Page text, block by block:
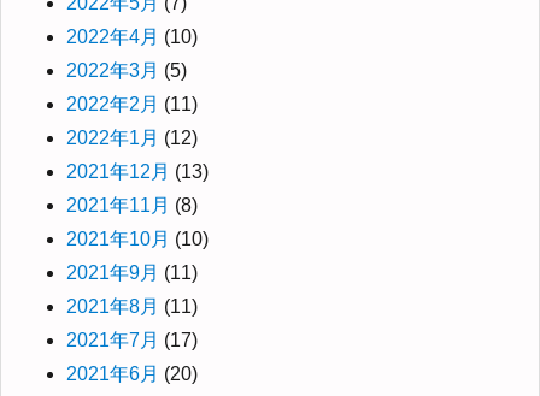
2022年4月 (10)
2022年3月 (5)
2022年2月 (11)
2022年1月 (12)
2021年12月 (13)
2021年11月 (8)
2021年10月 (10)
2021年9月 (11)
2021年8月 (11)
2021年7月 (17)
2021年6月 (20)